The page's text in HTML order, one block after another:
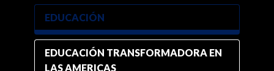
EDUCACIÓN
EDUCACIÓN TRANSFORMADORA EN
LAS AMERICAS